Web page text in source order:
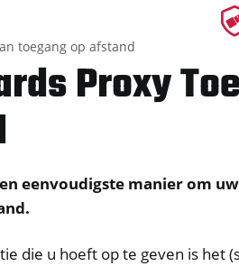
NitroTablet
toegang op afstand
Proxy
eenvoudigste manier om
die u hoeft op te geven is het